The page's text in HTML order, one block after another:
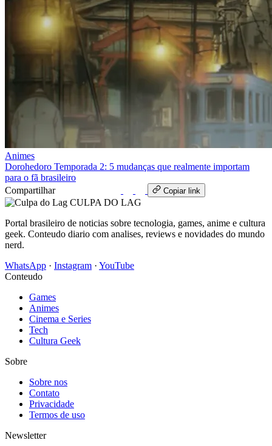
Animes
Dorohedoro Temporada 2: 5 mudanças que realmente importam
para o fã brasileiro
Compartilhar
Copiar link
CULPA DO LAG
Portal brasileiro de noticias sobre tecnologia, games, anime e cultura
geek. Conteudo diario com analises, reviews e novidades do mundo
nerd.
WhatsApp · Instagram · YouTube
Conteudo
Games
Animes
Cinema e Series
Tech
Cultura Geek
Sobre
Sobre nos
Contato
Privacidade
Termos de uso
Newsletter